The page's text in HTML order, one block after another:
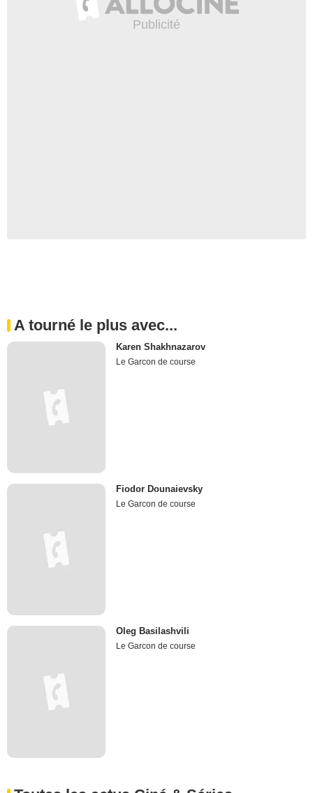
A tourné le plus avec...
Karen Shakhnazarov
Le Garcon de course
Fiodor Dounaievsky
Le Garcon de course
Oleg Basilashvili
Le Garcon de course